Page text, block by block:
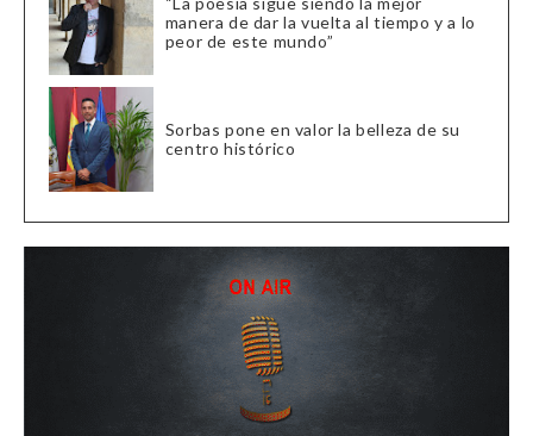
manera de dar la vuelta al tiempo y a lo
peor de este mundo”
Sorbas pone en valor la belleza de su
centro histórico